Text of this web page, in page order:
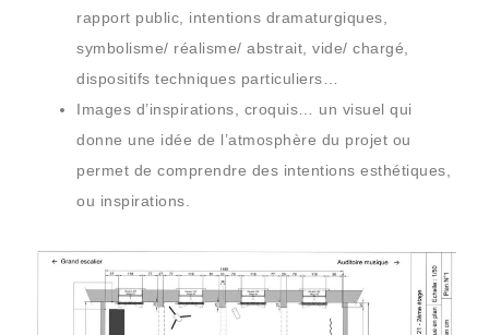
rapport public, intentions dramaturgiques,
symbolisme/ réalisme/ abstrait, vide/ chargé,
dispositifs techniques particuliers…
Images d’inspirations, croquis…
un visuel qui
donne une idée de l’atmosphère du projet ou
permet de comprendre des intentions esthétiques,
ou inspirations.